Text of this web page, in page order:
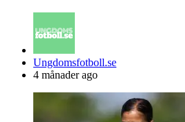
Posted
by
Ungdomsfotboll.se
4 månader ago